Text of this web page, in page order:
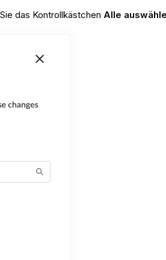
das Kontrollkästchen Alle